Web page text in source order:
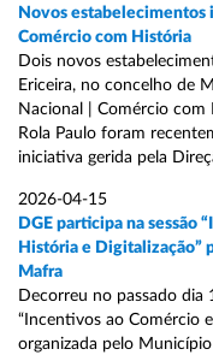
Novos estabelecimentos
Comércio com História
Dois novos
Ericeira, no concelho de
Nacional | Comércio com
Rola Paulo foram
iniciativa gerida pela
2026-04-15
DGE participa na sessão
História e Digitalização”
Mafra
Decorreu no passado dia
“Incentivos ao Comércio
organizada pelo